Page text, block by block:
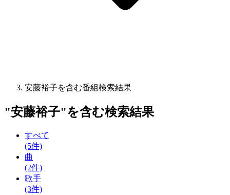
安藤裕子を含む番組検索結果
"安藤裕子"を含む検索結果
すべて
(5件)
曲
(2件)
歌手
(3件)